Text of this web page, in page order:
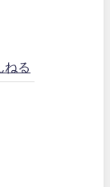
ねる